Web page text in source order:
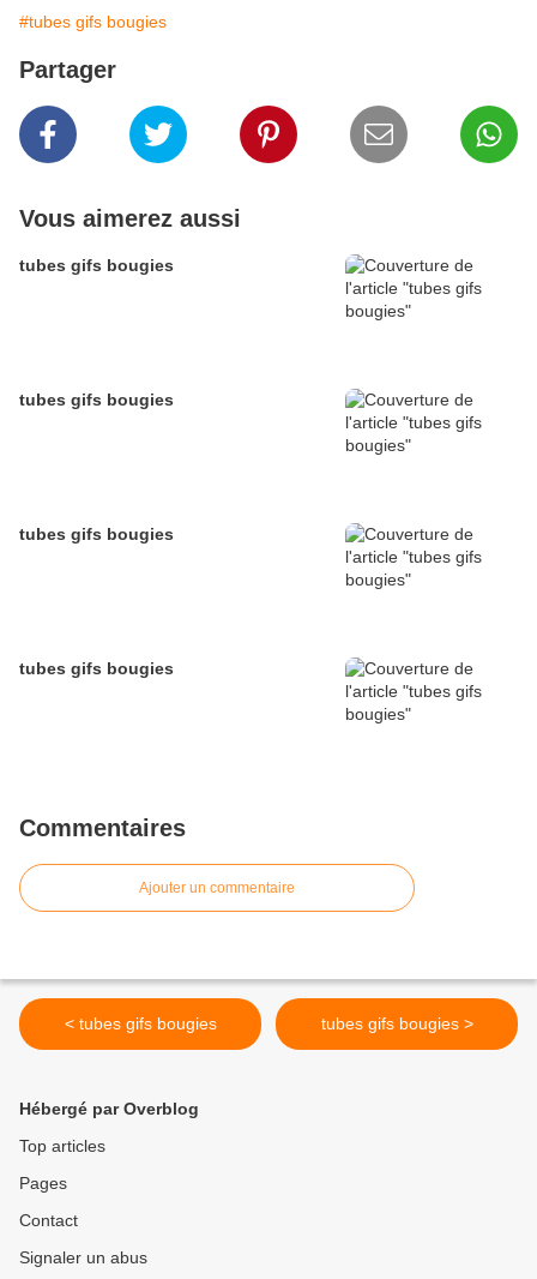
#tubes gifs bougies
Partager
Vous aimerez aussi
tubes gifs bougies
tubes gifs bougies
tubes gifs bougies
tubes gifs bougies
Commentaires
Ajouter un commentaire
< tubes gifs bougies tubes gifs bougies >
Hébergé par Overblog
Top articles
Pages
Contact
Signaler un abus